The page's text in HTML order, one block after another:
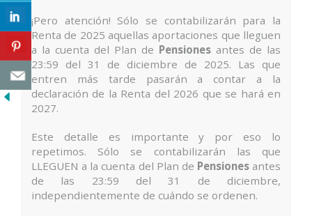
¡Pero atención! Sólo se contabilizarán para la
Renta de 2025 aquellas aportaciones que lleguen
a la cuenta del Plan de Pensiones antes de las
23:59 del 31 de diciembre de 2025. Las que
entren más tarde pasarán a contar a la
declaración de la Renta del 2026 que se hará en
2027.
Este detalle es importante y por eso lo
repetimos. Sólo se contabilizarán las que
LLEGUEN a la cuenta del Plan de Pensionesantes
de las 23:59 del 31 de diciembre,
independientemente de cuándo se ordenen.